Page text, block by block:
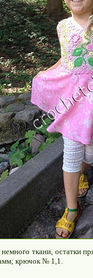
немного ткани, остатки
крючок № 1,1.